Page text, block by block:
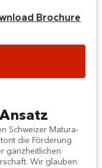
Brochure
Schweizer Matura-
die Förderung
ganzheitlichen
Wir glauben